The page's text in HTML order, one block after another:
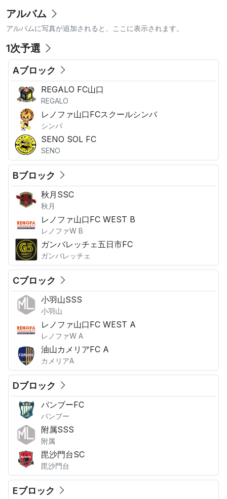
アルバム
アルバムに写真が追加されると、ここに表示されます。
1次予選
Aブロック
REGALO FC山口
REGALO
レノファ山口FCスクールシンバ
シンバ
SENO SOL FC
SENO
Bブロック
秋月SSC
秋月
レノファ山口FC WEST B
レノファW B
ガンバレッチェ五日市FC
ガンバレッチェ
Cブロック
小羽山SSS
小羽山
レノファ山口FC WEST A
レノファW A
油山カメリアFC A
カメリアA
Dブロック
バンブーFC
バンブー
附属SSS
附属
毘沙門台SC
毘沙門台
Eブロック